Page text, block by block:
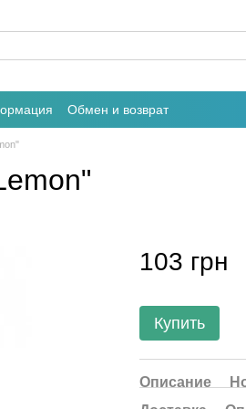
Обмен и возврат
103 грн
Купить
Описание